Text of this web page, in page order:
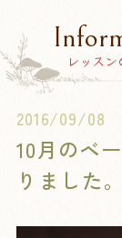
レッス
2016/09/08
10月のベ
りました。